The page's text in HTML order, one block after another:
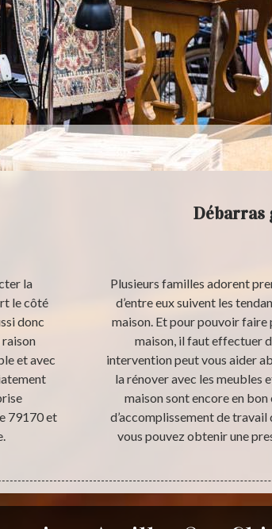
la
le côté
donc
raison
et avec
79170 et
Débarras
Plusieurs familles adorent
d’entre eux suivent les
maison. Et pour pouvoir faire
maison, il faut effectuer
intervention peut vous aider
la rénover avec les meubles
maison sont encore en
d’accomplissement de
vous pouvez obtenir une